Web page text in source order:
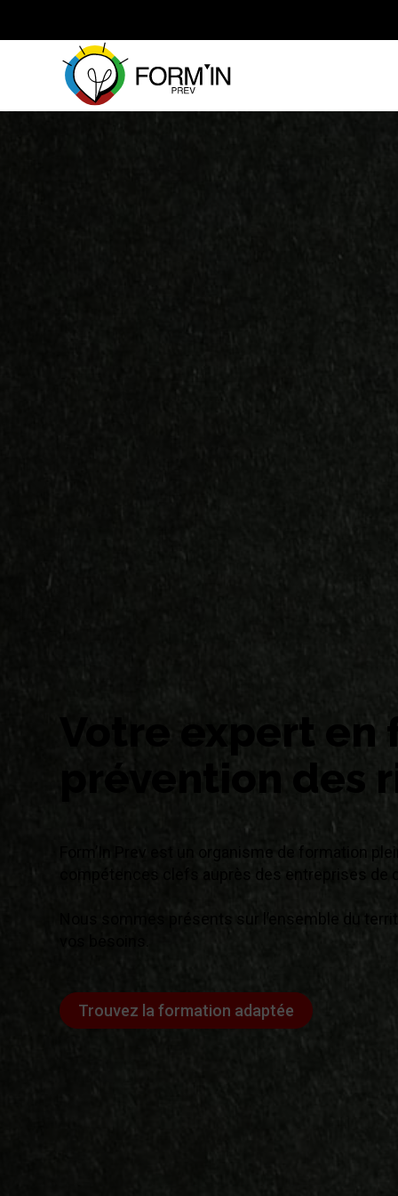
Votre expert
prévention des
Form’In Prev est un organisme de formation
compétences clefs auprès des entreprises
Nous sommes présents sur l’ensemble du
Trouvez la formation adaptée